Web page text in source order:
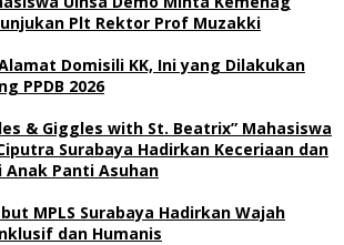
Plt Rektor Prof Muzakki
Domisili KK, Ini yang Dilakukan
PPDB 2026
& Giggles with St. Beatrix” Mahasiswa
Surabaya Hadirkan Keceriaan dan
Anak Panti Asuhan
MPLS Surabaya Hadirkan Wajah
dan Humanis